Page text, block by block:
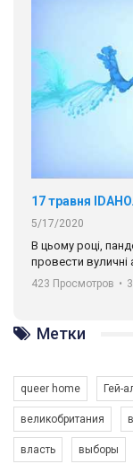
5/17/2020
В цьому році,
провести вуличні
навіть коли ми у
разом. Ми
солідарності,
ГАУ є в 16
Разом наш голос
423 Просмотров •
Метки
queer home Гей-
великобритания
власть выборы